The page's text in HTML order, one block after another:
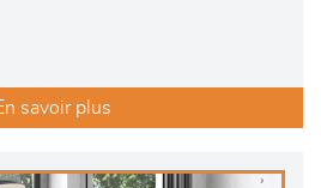
savoir plus